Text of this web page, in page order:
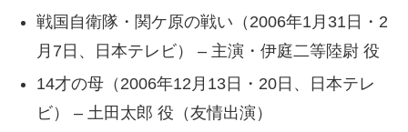
戦国自衛隊・関ケ原の戦い（2006年1月31日・2
月7日、日本テレビ） – 主演・伊庭二等陸尉 役
14才の母（2006年12月13日・20日、日本テレ
ビ） – 土田太郎 役（友情出演）